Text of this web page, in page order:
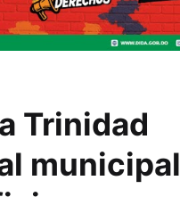
Trinidad
municipal